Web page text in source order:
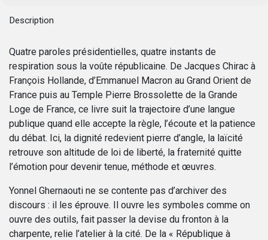
Description
Quatre paroles présidentielles, quatre instants de
respiration sous la voûte républicaine. De Jacques Chirac à
François Hollande, d’Emmanuel Macron au Grand Orient de
France puis au Temple Pierre Brossolette de la Grande
Loge de France, ce livre suit la trajectoire d’une langue
publique quand elle accepte la règle, l’écoute et la patience
du débat. Ici, la dignité redevient pierre d’angle, la laïcité
retrouve son altitude de loi de liberté, la fraternité quitte
l’émotion pour devenir tenue, méthode et œuvres.
Yonnel Ghernaouti ne se contente pas d’archiver des
discours : il les éprouve. Il ouvre les symboles comme on
ouvre des outils, fait passer la devise du fronton à la
charpente, relie l’atelier à la cité. De la « République à